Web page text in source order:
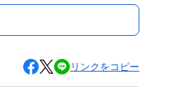
リンクをコピー